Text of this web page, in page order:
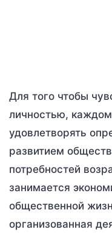
Для того чтобы
личностью,
удовлетворять
развитием
потребностей
занимается
общественной
организованная